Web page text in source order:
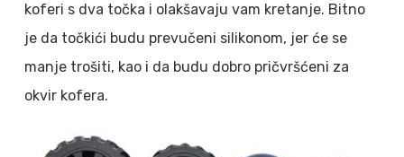
koferi s dva točka i olakšavaju vam kretanje. Bitno
je da točkići budu prevučeni silikonom, jer će se
manje trošiti, kao i da budu dobro pričvršćeni za
okvir kofera.